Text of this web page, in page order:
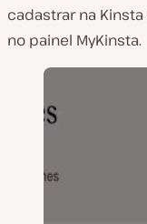
cadastrar na
no painel MyKinsta.